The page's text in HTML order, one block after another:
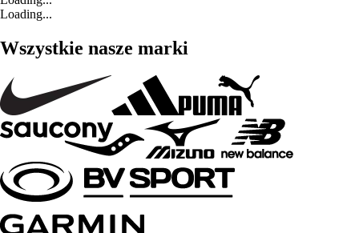
Loading...
Wszystkie nasze marki